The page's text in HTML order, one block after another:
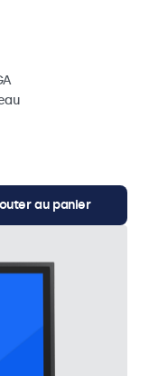
au panier